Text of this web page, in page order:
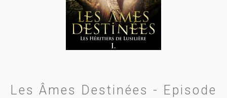
Les Âmes Destinées - Episode